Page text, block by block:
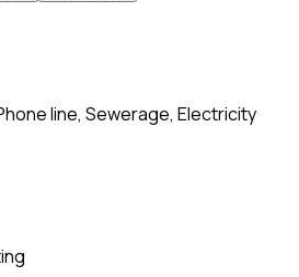
line, Sewerage, Electricity